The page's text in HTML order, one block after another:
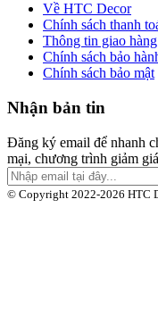
Về HTC Decor
Chính sách thanh
Thông tin giao hàng
Chính sách bảo
Chính sách bảo mật
Nhận bản tin
Đăng ký email để nhanh
mại, chương trình giảm
© Copyright 2022-2026 HTC